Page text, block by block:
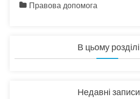
Правова допомога
В цьому розділі
Недавні записи